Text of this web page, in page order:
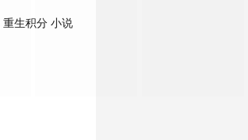
重生积分 小说